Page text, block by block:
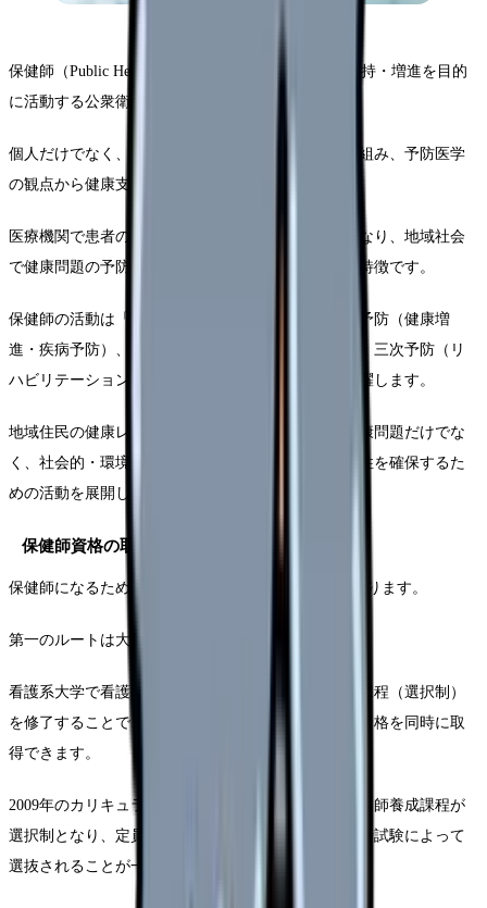
保健師（Public Health Nurse）は、地域住民の健康維持・増進を目的
に活動する公衆衛生の専門家です。
個人だけでなく、家族や地域全体の健康課題に取り組み、予防医学
の観点から健康支援を行います。
医療機関で患者の治療をサポートする看護師とは異なり、地域社会
で健康問題の予防と解決に主体的に取り組むことが特徴です。
保健師の活動は「予防」に重点を置いており、一次予防（健康増
進・疾病予防）、二次予防（早期発見・早期治療）、三次予防（リ
ハビリテーション・再発防止）のすべての段階で活躍します。
地域住民の健康レベルを向上させるため、個人の健康問題だけでな
く、社会的・環境的要因にも目を向け、健康の公平性を確保するた
めの活動を展開しています。
保健師資格の取得方法
保健師になるためには、主に以下の2つのルートがあります。
第一のルートは大学ルートです。
看護系大学で看護師養成課程と並行して保健師養成課程（選択制）
を修了することで、看護師と保健師の国家試験受験資格を同時に取
得できます。
2009年のカリキュラム改正以降、多くの大学では保健師養成課程が
選択制となり、定員が限られているため、成績や選考試験によって
選抜されることが一般的です。